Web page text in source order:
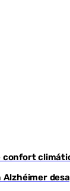
confort
Alzhéimer